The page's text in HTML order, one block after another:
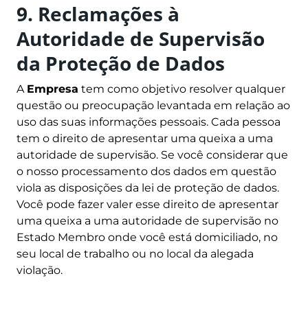
9. Reclamações à
Autoridade de Supervisão
da Proteção de Dados
A Empresa tem como objetivo resolver qualquer
questão ou preocupação levantada em relação ao
uso das suas informações pessoais. Cada pessoa
tem o direito de apresentar uma queixa a uma
autoridade de supervisão. Se você considerar que
o nosso processamento dos dados em questão
viola as disposições da lei de proteção de dados.
Você pode fazer valer esse direito de apresentar
uma queixa a uma autoridade de supervisão no
Estado Membro onde você está domiciliado, no
seu local de trabalho ou no local da alegada
violação.